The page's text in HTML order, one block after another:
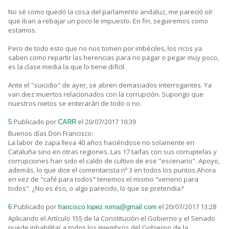
No sé como quedó la cosa del parlamento andaluz, me pareció oír
que iban a rebajar un poco le impuesto. En fin, seguiremos como
estamos.
Pero de todo esto que no nos tomen por imbéciles, los ricos ya
saben como repartir las herencias para no pagar o pegar muy poco,
es la clase media la que lo tiene difícil.
Ante el "suicidio" de ayer, se abren demasiados interrogantes. Ya
van diez muertos relacionados con la corrupción. Supongo que
nuestros nietos se enterarán de todo o no.
5.Publicado por CARR el 20/07/2017 10:39
Buenos días Don Francisco:
La labor de zapa lleva 40 años haciéndose no solamente en
Cataluña sino en otras regiones. Las 17 taifas con sus corruptelas y
corrupciones han sido el caldo de cultivo de ese "escenario". Apoyo,
además, lo que dice el comentarista nº 3 en todos los puntos.Ahora
en vez de "café para todos" tenemos el mismo "veneno para
todos". ¿No es éso, o algo parecido, lo que se pretendia?
6.Publicado por francisco.lopez.roma@gmail.com el 20/07/2017 13:28
Aplicando el Artículo 155 de la Constitución el Gobierno y el Senado